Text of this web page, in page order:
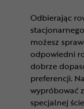
Odbierając
możesz
odpowiedni
dobrze
preferencji.
wypróbować
specjalnej